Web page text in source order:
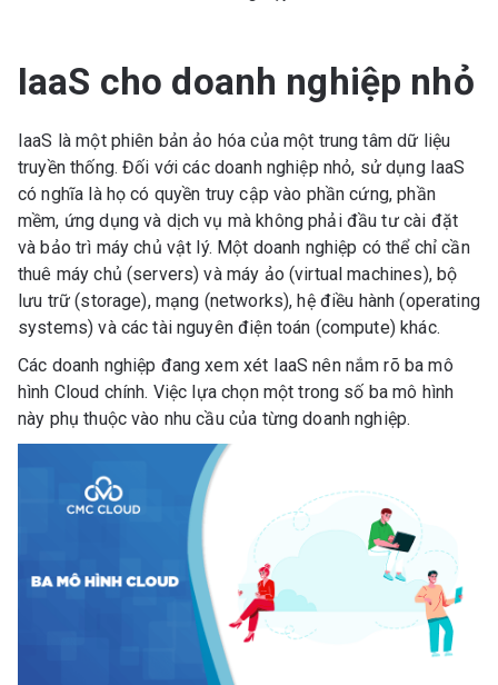
IaaS cho doanh nghiệp nhỏ
IaaS là ​​một phiên bản ảo hóa của một trung tâm dữ liệu
truyền thống. Đối với các doanh nghiệp nhỏ, sử dụng IaaS
có nghĩa là họ có quyền truy cập vào phần cứng, phần
mềm, ứng dụng và dịch vụ mà không phải đầu tư cài đặt
và bảo trì máy chủ vật lý. Một doanh nghiệp có thể chỉ cần
thuê máy chủ (servers) và máy ảo (virtual machines), bộ
lưu trữ (storage), mạng (networks), hệ điều hành (operating
systems) và các tài nguyên điện toán (compute) khác.
Các doanh nghiệp đang xem xét IaaS nên nắm rõ ba mô
hình Cloud chính. Việc lựa chọn một trong số ba mô hình
này phụ thuộc vào nhu cầu của từng doanh nghiệp.